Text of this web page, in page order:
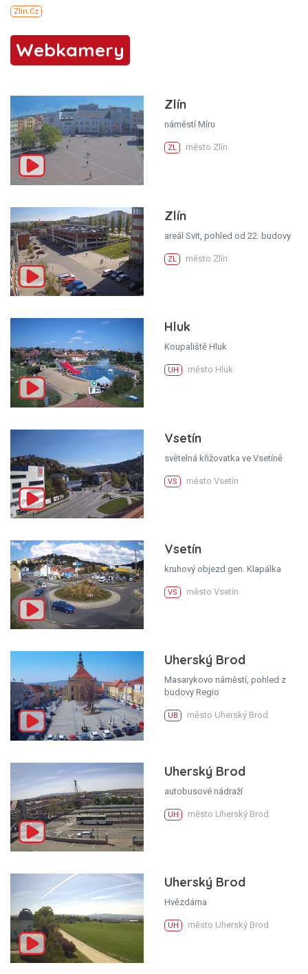
Webkamery
Zlín
náměstí Míru
ZL město Zlín
Zlín
areál Svit, pohled od 22. budovy
ZL město Zlín
Hluk
Koupaliště Hluk
UH město Hluk
Vsetín
světelná křižovatka ve Vsetíně
VS město Vsetín
Vsetín
kruhový objezd gen. Klapálka
VS město Vsetín
Uherský Brod
Masarykovo náměstí, pohled z
budovy Regio
UB město Uherský Brod
Uherský Brod
autobusové nádraží
UH město Uherský Brod
Uherský Brod
Hvězdárna
UH město Uherský Brod